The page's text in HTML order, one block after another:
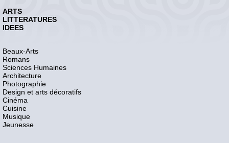
ARTS
LITTERATURES
IDEES
Beaux-Arts
Romans
Sciences Humaines
Architecture
Photographie
Design et arts décoratifs
Cinéma
Cuisine
Musique
Jeunesse